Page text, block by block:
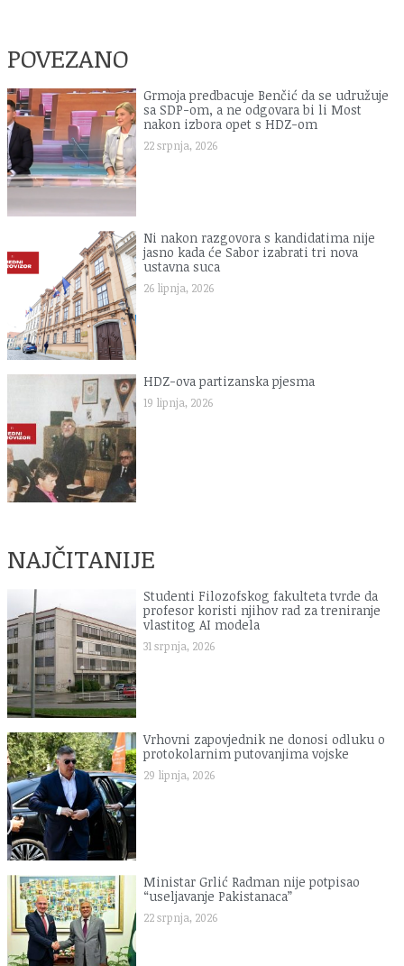
POVEZANO
Grmoja predbacuje Benčić da se udružuje
sa SDP-om, a ne odgovara bi li Most
nakon izbora opet s HDZ-om
22 srpnja, 2026
Ni nakon razgovora s kandidatima nije
jasno kada će Sabor izabrati tri nova
ustavna suca
26 lipnja, 2026
HDZ-ova partizanska pjesma
19 lipnja, 2026
NAJČITANIJE
Studenti Filozofskog fakulteta tvrde da
profesor koristi njihov rad za treniranje
vlastitog AI modela
31 srpnja, 2026
Vrhovni zapovjednik ne donosi odluku o
protokolarnim putovanjima vojske
29 lipnja, 2026
Ministar Grlić Radman nije potpisao
“useljavanje Pakistanaca”
22 srpnja, 2026